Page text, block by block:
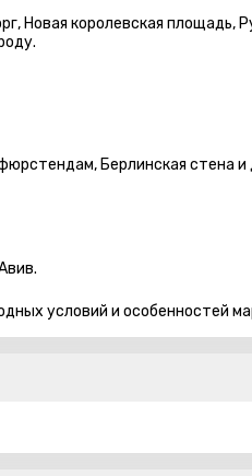
Новая королевская площадь,
Берлинская стена и
условий и особенностей